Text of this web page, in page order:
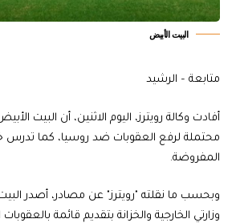
البيت الأبيض
متابعة – الرشيد
أفادت وكالة رويترز، اليوم الاثنين، أن البيت
محتملة لرفع العقوبات ضد روسيا، كما تدرس
المفروضة.
وبحسب ما نقلته "رويترز" عن مصادر، أصدر
وزارتي الخارجية والخزانة بتقديم قائمة